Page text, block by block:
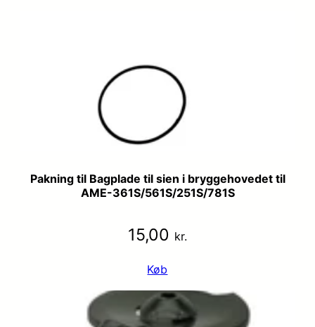
Pakning til Bagplade til sien i bryggehovedet til
AME-361S/561S/251S/781S
15,00 kr.
Køb